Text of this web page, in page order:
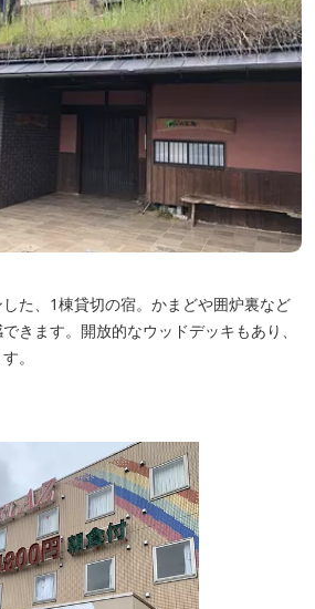
た、1棟貸切の宿。かまどや囲炉裏など
きます。開放的なウッドデッキもあり、
。